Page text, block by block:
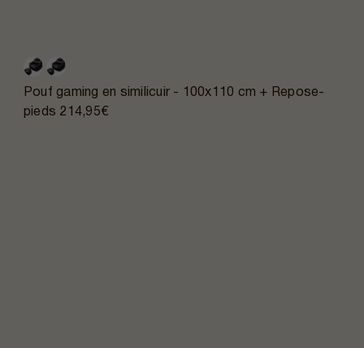
Pouf gaming en similicuir - 100x110 cm + Repose-
pieds 214,95€